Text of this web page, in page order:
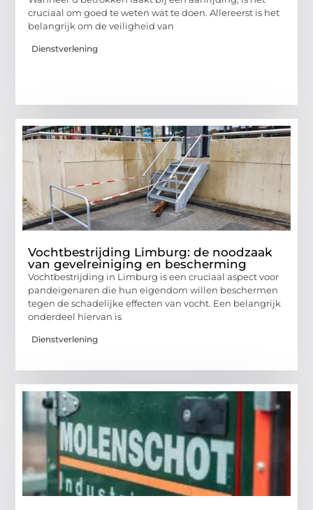
cruciaal om goed te weten wat te doen. Allereerst is het
belangrijk om de veiligheid van
Dienstverlening
Vochtbestrijding Limburg: de noodzaak
van gevelreiniging en bescherming
Vochtbestrijding in Limburg is een cruciaal aspect voor
pandeigenaren die hun eigendom willen beschermen
tegen de schadelijke effecten van vocht. Een belangrijk
onderdeel hiervan is
Dienstverlening